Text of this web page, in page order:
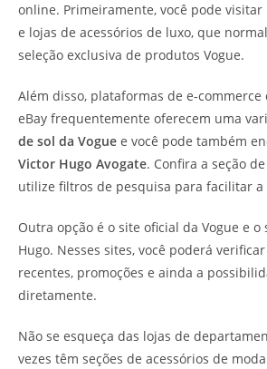
online. Primeiramente, você pode
e lojas de acessórios de luxo, que
seleção exclusiva de produtos Vogue.
Além disso, plataformas de e-commerce
eBay frequentemente oferecem uma
de sol da Vogue e você pode também
Victor Hugo Avogate. Confira a seção
utilize filtros de pesquisa para facilitar a
Outra opção é o site oficial da Vogue e
Hugo. Nesses sites, você poderá
recentes, promoções e ainda a
diretamente.
Não se esqueça das lojas de
vezes têm seções de acessórios de